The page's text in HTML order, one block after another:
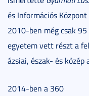
és Információs
2010-ben még csak
egyetem vett részt a
ázsiai, észak- és
2014-ben a 360